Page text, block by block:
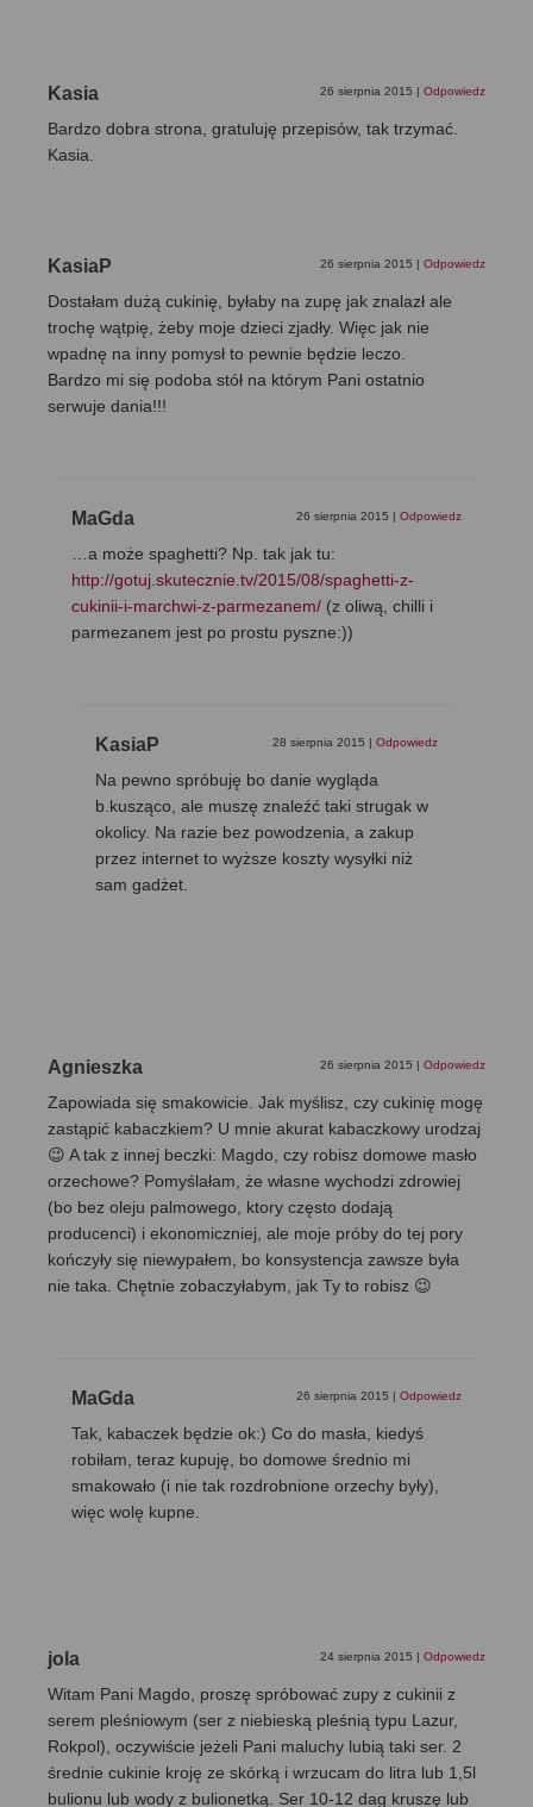
Kasia 26 sierpnia 2015 | Odpowiedz
Bardzo dobra strona, gratuluję przepisów, tak trzymać.
Kasia.
KasiaP 26 sierpnia 2015 | Odpowiedz
Dostałam dużą cukinię, byłaby na zupę jak znalazł ale
trochę wątpię, żeby moje dzieci zjadły. Więc jak nie
wpadnę na inny pomysł to pewnie będzie leczo.
Bardzo mi się podoba stół na którym Pani ostatnio
serwuje dania!!!
MaGda 26 sierpnia 2015 | Odpowiedz
…a może spaghetti? Np. tak jak tu:
http://gotuj.skutecznie.tv/2015/08/spaghetti-z-
cukinii-i-marchwi-z-parmezanem/ (z oliwą, chilli i
parmezanem jest po prostu pyszne:))
KasiaP 28 sierpnia 2015 | Odpowiedz
Na pewno spróbuję bo danie wygląda
b.kusząco, ale muszę znaleźć taki strugak w
okolicy. Na razie bez powodzenia, a zakup
przez internet to wyższe koszty wysyłki niż
sam gadżet.
Agnieszka 26 sierpnia 2015 | Odpowiedz
Zapowiada się smakowicie. Jak myślisz, czy cukinię mogę
zastąpić kabaczkiem? U mnie akurat kabaczkowy urodzaj
😉 A tak z innej beczki: Magdo, czy robisz domowe masło
orzechowe? Pomyślałam, że własne wychodzi zdrowiej
(bo bez oleju palmowego, ktory często dodają
producenci) i ekonomiczniej, ale moje próby do tej pory
kończyły się niewypałem, bo konsystencja zawsze była
nie taka. Chętnie zobaczyłabym, jak Ty to robisz 😉
MaGda 26 sierpnia 2015 | Odpowiedz
Tak, kabaczek będzie ok:) Co do masła, kiedyś
robiłam, teraz kupuję, bo domowe średnio mi
smakowało (i nie tak rozdrobnione orzechy były),
więc wolę kupne.
jola 24 sierpnia 2015 | Odpowiedz
Witam Pani Magdo, proszę spróbować zupy z cukinii z
serem pleśniowym (ser z niebieską pleśnią typu Lazur,
Rokpol), oczywiście jeżeli Pani maluchy lubią taki ser. 2
średnie cukinie kroję ze skórką i wrzucam do litra lub 1,5l
bulionu lub wody z bulionetką. Ser 10-12 dag kruszę lub